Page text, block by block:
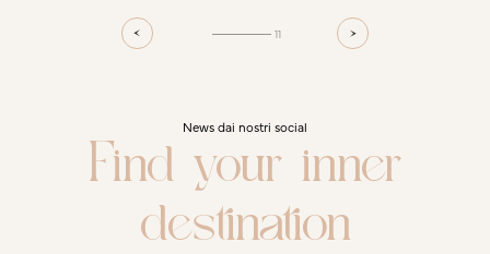
11
News dai nostri social
Find your inner
destination